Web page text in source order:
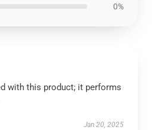
0%
with this product; it performs
Jan 20, 2025